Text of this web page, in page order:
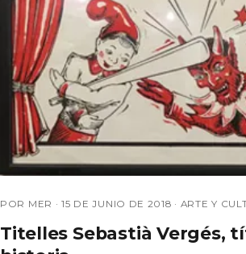
POR MER ·15 DE JUNIO DE 2018 · ARTE Y
Titelles Sebastià Vergés,